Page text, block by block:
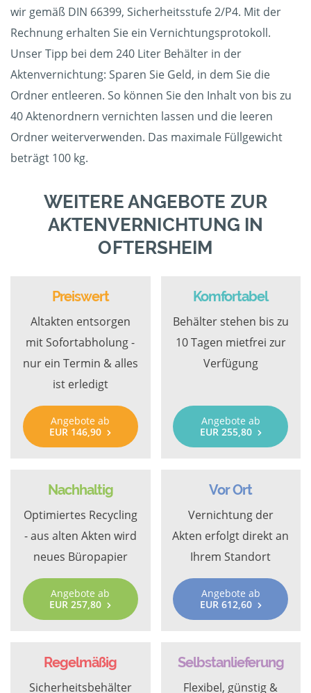
wir gemäß DIN 66399, Sicherheitsstufe 2/P4. Mit der
Rechnung erhalten Sie ein Vernichtungsprotokoll.
Unser Tipp bei dem 240 Liter Behälter in der
Aktenvernichtung: Sparen Sie Geld, in dem Sie die
Ordner entleeren. So können Sie den Inhalt von bis zu
40 Aktenordnern vernichten lassen und die leeren
Ordner weiterverwenden. Das maximale Füllgewicht
beträgt 100 kg.
WEITERE ANGEBOTE ZUR
AKTENVERNICHTUNG IN
OFTERSHEIM
Preiswert
Altakten entsorgen
mit Sofortabholung -
nur ein Termin & alles
ist erledigt
Angebote ab
EUR 146,90
Komfortabel
Behälter stehen bis zu
10 Tagen mietfrei zur
Verfügung
Angebote ab
EUR 255,80
Nachhaltig
Optimiertes Recycling
- aus alten Akten wird
neues Büropapier
Angebote ab
EUR 257,80
Vor Ort
Vernichtung der
Akten erfolgt direkt an
Ihrem Standort
Angebote ab
EUR 612,60
Regelmäßig
Sicherheitsbehälter
Selbstanlieferung
Flexibel, günstig &